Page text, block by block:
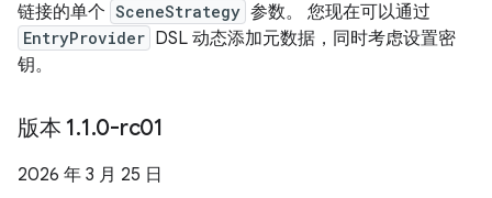
链接的单个 SceneStrategy 参数。 您现在可以通过
EntryProvider DSL 动态添加元数据，同时考虑设置密
钥。
版本 1.1.0-rc01
2026 年 3 月 25 日